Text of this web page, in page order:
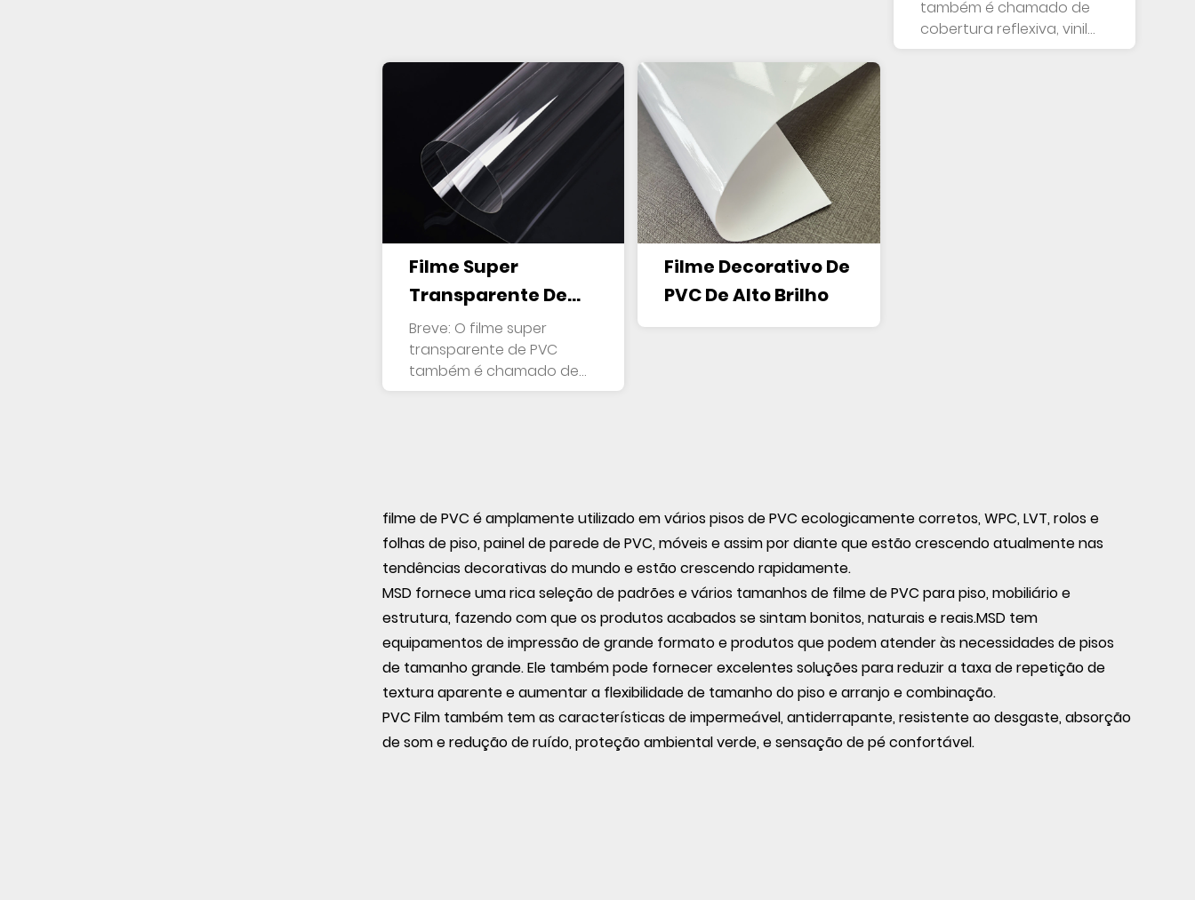
também é chamado de
cobertura reflexiva, vinil
refle...
Filme Super
Transparente De
PVC, Filme
Ultrapermeável De
PVC, Folha
Colorido)
Breve: O filme super
transparente de PVC
também é chamado de
filme ul...
Filme Decorativo De
PVC De Alto Brilho
filme de PVC é amplamente utilizado em vários pisos de PVC ecologicamente corretos, WPC, LVT, rolos e
folhas de piso, painel de parede de PVC, móveis e assim por diante que estão crescendo atualmente nas
tendências decorativas do mundo e estão crescendo rapidamente.
MSD fornece uma rica seleção de padrões e vários tamanhos de filme de PVC para piso, mobiliário e
estrutura, fazendo com que os produtos acabados se sintam bonitos, naturais e reais.MSD tem
equipamentos de impressão de grande formato e produtos que podem atender às necessidades de pisos
de tamanho grande. Ele também pode fornecer excelentes soluções para reduzir a taxa de repetição de
textura aparente e aumentar a flexibilidade de tamanho do piso e arranjo e combinação.
PVC Film também tem as características de impermeável, antiderrapante, resistente ao desgaste, absorção
de som e redução de ruído, proteção ambiental verde, e sensação de pé confortável.